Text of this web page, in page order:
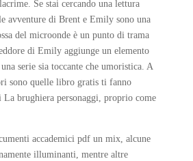
Se stai cercando una lettura
avventure di Brent e Emily sono una
del microonde è un punto di trama
di Emily aggiunge un elemento
serie sia toccante che umoristica. A
sono quelle libro gratis ti fanno
brughiera personaggi, proprio come
accademici pdf un mix, alcune
illuminanti, mentre altre